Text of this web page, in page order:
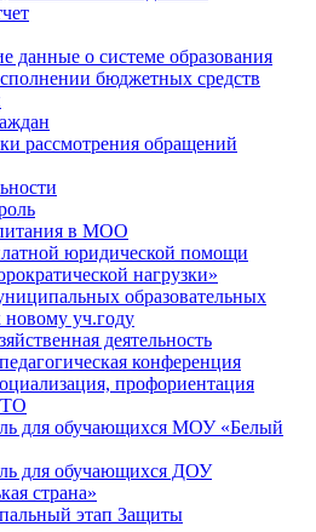
данные о системе образования
бюджетных средств
рассмотрения обращений
в МОО
юридической помощи
нагрузки»
образовательных
новому уч.году
деятельность
конференция
профориентация
для обучающихся МОУ «Белый
для обучающихся ДОУ
страна»
этап Защиты